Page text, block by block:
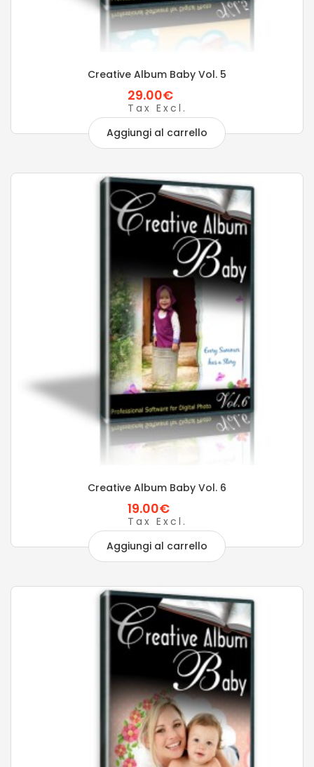
Creative Album Baby Vol. 5
29.00€
Tax Excl.
Aggiungi al carrello
Creative Album Baby Vol. 6
19.00€
Tax Excl.
Aggiungi al carrello